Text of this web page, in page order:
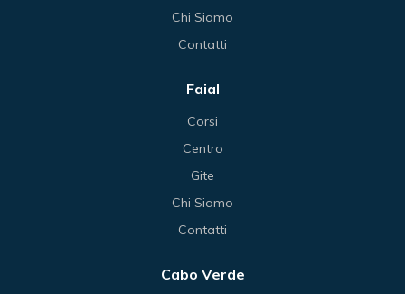
Chi Siamo
Contatti
Faial
Corsi
Centro
Gite
Chi Siamo
Contatti
Cabo Verde